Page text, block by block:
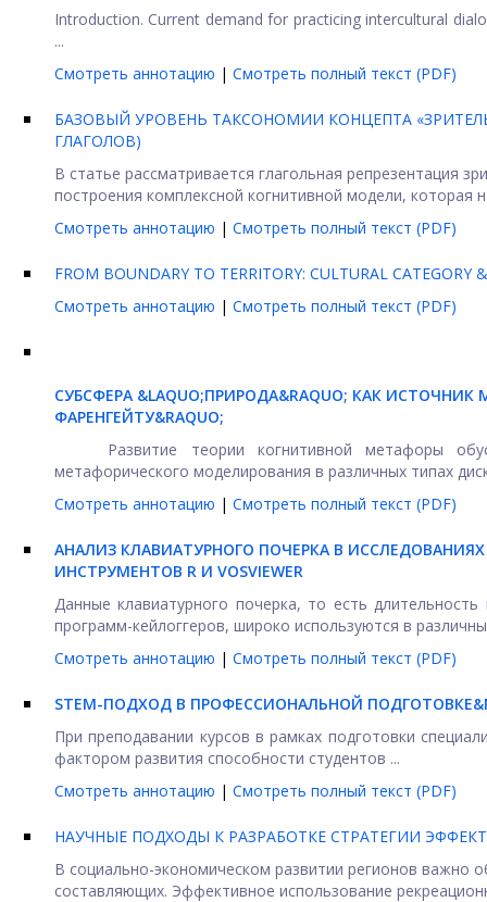
Introduction. Current demand for practicing intercultural
...
Смотреть аннотацию | Смотреть полный текст (PDF)
БАЗОВЫЙ УРОВЕНЬ ТАКСОНОМИИ КОНЦЕПТА
ГЛАГОЛОВ)
В статье рассматривается глагольная репрезентация
построения комплексной когнитивной модели, которая
Смотреть аннотацию | Смотреть полный текст (PDF)
FROM BOUNDARY TO TERRITORY: CULTURAL
Смотреть аннотацию | Смотреть полный текст (PDF)
СУБСФЕРА &LAQUO;ПРИРОДА&RAQUO; КАК
ФАРЕНГЕЙТУ&RAQUO;
Развитие теории когнитивной метафоры
метафорического моделирования в различных типах
Смотреть аннотацию | Смотреть полный текст (PDF)
АНАЛИЗ КЛАВИАТУРНОГО ПОЧЕРКА В
ИНСТРУМЕНТОВ R И VOSVIEWER
Данные клавиатурного почерка, то есть
программ-кейлоггеров, широко используются в
Смотреть аннотацию | Смотреть полный текст (PDF)
STEM-ПОДХОД В ПРОФЕССИОНАЛЬНОЙ
При преподавании курсов в рамках подготовки
фактором развития способности студентов ...
Смотреть аннотацию | Смотреть полный текст (PDF)
НАУЧНЫЕ ПОДХОДЫ К РАЗРАБОТКЕ СТРАТЕГИИ
В социально-экономическом развитии регионов важно
составляющих. Эффективное использование